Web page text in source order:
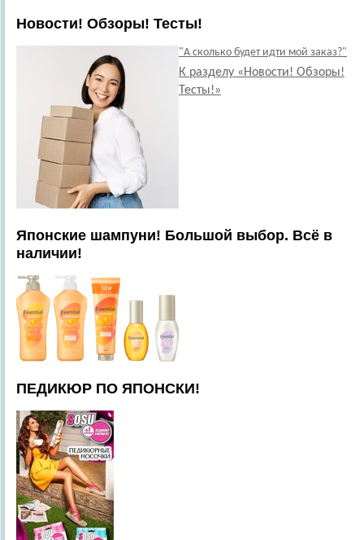
Новости! Обзоры! Тесты!
"А сколько будет идти мой заказ?"
К разделу «Новости! Обзоры!
Тесты!»
Японские шампуни! Большой выбор. Всё в
наличии!
ПЕДИКЮР ПО ЯПОНСКИ!